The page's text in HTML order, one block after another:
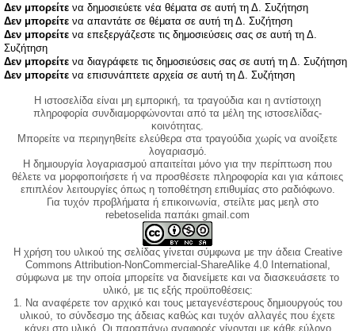
Δεν μπορείτε να δημοσιεύετε νέα θέματα σε αυτή τη Δ. Συζήτηση
Δεν μπορείτε να απαντάτε σε θέματα σε αυτή τη Δ. Συζήτηση
Δεν μπορείτε να επεξεργάζεστε τις δημοσιεύσεις σας σε αυτή τη Δ.
Συζήτηση
Δεν μπορείτε να διαγράφετε τις δημοσιεύσεις σας σε αυτή τη Δ. Συζήτηση
Δεν μπορείτε να επισυνάπτετε αρχεία σε αυτή τη Δ. Συζήτηση
Η ιστοσελίδα είναι μη εμπορική, τα τραγούδια και η αντίστοιχη
πληροφορία συνδιαμορφώνονται από τα μέλη της ιστοσελίδας-
κοινότητας.
Μπορείτε να περιηγηθείτε ελεύθερα στα τραγούδια χωρίς να ανοίξετε
λογαριασμό.
Η δημιουργία λογαριασμού απαιτείται μόνο για την περίπτωση που
θέλετε να μορφοποιήσετε ή να προσθέσετε πληροφορία και για κάποιες
επιπλέον λειτουργίες όπως η τοποθέτηση επιθυμίας στο ραδιόφωνο.
Για τυχόν προβλήματα ή επικοινωνία, στείλτε μας μεηλ στο
rebetoselida παπάκι gmail.com
Η χρήση του υλικού της σελίδας γίνεται σύμφωνα με την άδεια Creative
Commons Attribution-NonCommercial-ShareAlike 4.0 International,
σύμφωνα με την οποία μπορείτε να διανείμετε και να διασκευάσετε το
υλικό, με τις εξής προϋποθέσεις:
1. Να αναφέρετε τον αρχικό και τους μεταγενέστερους δημιουργούς του
υλικού, το σύνδεσμο της άδειας καθώς και τυχόν αλλαγές που έχετε
κάνει στο υλικό. Οι παραπάνω αναφορές γίνονται με κάθε εύλογο